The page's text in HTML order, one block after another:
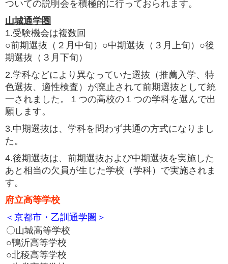
ついての説明会を積極的に行っておられます。
山城通学圏
1.受験機会は複数回
○前期選抜（２月中旬）○中期選抜（３月上旬）○後
期選抜（３月下旬）
2.学科などにより異なっていた選抜（推薦入学、特
色選抜、適性検査）が廃止されて前期選抜として統
一されました。１つの高校の１つの学科を選んで出
願します。
3.中期選抜は、学科を問わず共通の方式になりまし
た。
4.後期選抜は、前期選抜および中期選抜を実施した
あと相当の欠員が生じた学校（学科）で実施されま
す。
府立高等学校
＜京都市・乙訓通学圏＞
〇山城高等学校
○鴨沂高等学校
○北稜高等学校